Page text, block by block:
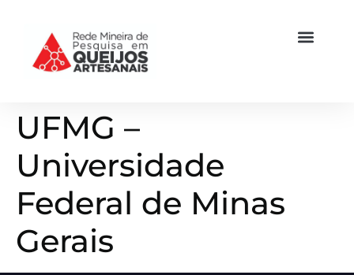
UFMG –
Universidade
Federal de Minas
Gerais